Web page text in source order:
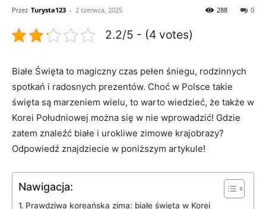
Przez Turysta123 - 2 czerwca, 2025 0
288
2.2/5 - (4 votes)
Białe Święta ‍to magiczny czas pełen śniegu, rodzinnych
spotkań i‍ radosnych prezentów. ⁤Choć w​ Polsce takie
święta są‌ marzeniem wielu, to warto wiedzieć, ⁤że także⁢ w
Korei Południowej można się w nie⁢ wprowadzić! Gdzie‌
zatem znaleźć białe i urokliwe zimowe krajobrazy?
Odpowiedź ⁤znajdziecie ​w poniższym artykule!
Nawigacja:
Prawdziwa koreańska zima: ⁢białe⁤ święta⁤ w Korei